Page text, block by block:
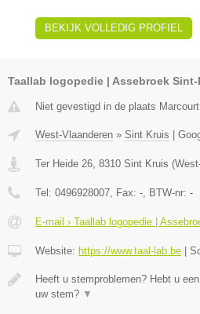
BEKIJK VOLLEDIG PROFIEL
Taallab logopedie | Assebroek
Niet gevestigd in de plaats
West-Vlaanderen » Sint Kruis
Ter Heide 26, 8310 Sint Kruis (
Tel: 0496928007, Fax: -, BTW-nr: -
E-mail › Taallab logopedie |
Website: https://www.taal-lab.be
Heeft u stemproblemen? Hebt u
uw stem? ▼